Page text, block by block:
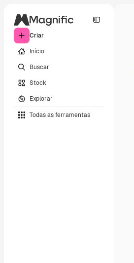
Criar
Início
Buscar
Stock
Explorar
Todas as ferramentas